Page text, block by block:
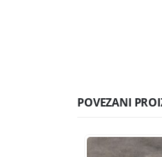
POVEZANI